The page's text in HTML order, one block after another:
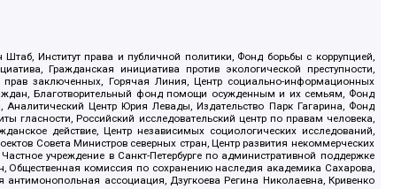
Институт права и публичной политики, Фонд борьбы с коррупцией,
Гражданская инициатива против экологической преступности,
заключенных, Горячая Линия, Центр социально-информационных
Благотворительный фонд помощи осужденным и их семьям, Фонд
Аналитический Центр Юрия Левады, Издательство Парк Гагарина, Фонд
гласности, Российский исследовательский центр по правам человека,
действие, Центр независимых социологических исследований,
Совета Министров северных стран, Центр развития некоммерческих
учреждение в Санкт-Петербурге по административной поддержке
Общественная комиссия по сохранению наследия академика Сахарова,
ассоциация, Дзугкоева Регина Николаевна, Кривенко